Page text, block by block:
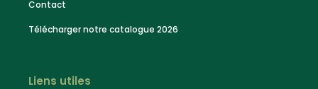
Contact
Télécharger notre catalogue 2026
Liens utiles